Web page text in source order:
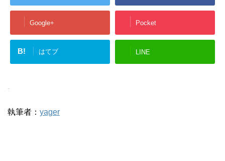
Google+ Pocket
B! はてブ LINE
-
執筆者： yager